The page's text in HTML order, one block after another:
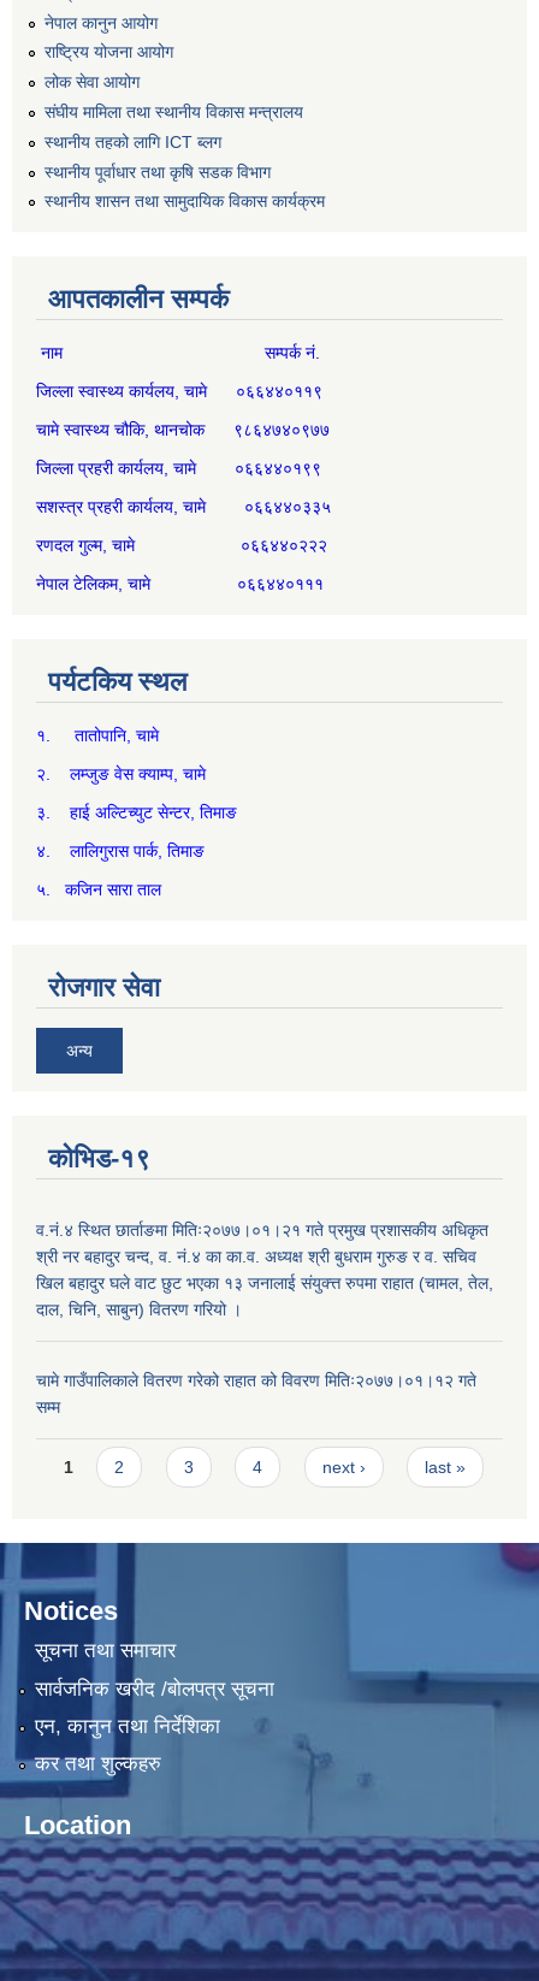
नेपाल कानुन आयोग
राष्ट्रिय योजना आयोग
लोक सेवा आयोग
संघीय मामिला तथा स्थानीय विकास मन्त्रालय
स्थानीय तहको लागि ICT ब्लग
स्थानीय पूर्वाधार तथा कृषि सडक विभाग
स्थानीय शासन तथा सामुदायिक विकास कार्यक्रम
आपतकालीन सम्पर्क
नाम सम्पर्क नं.
जिल्ला स्वास्थ्य कार्यलय, चामे ०६६४४०११९
चामे स्वास्थ्य चौकि, थानचोक ९८६४७४०९७७
जिल्ला प्रहरी कार्यलय, चामे ०६६४४०१९९
सशस्त्र प्रहरी कार्यलय, चामे ०६६४४०३३५
रणदल गुल्म, चामे ०६६४४०२२२
नेपाल टेलिकम, चामे ०६६४४०१११
पर्यटकिय स्थल
१. तातोपानि, चामे
२. लम्जुङ वेस क्याम्प, चामे
३. हाई अल्टिच्युट सेन्टर, तिमाङ
४. लालिगुरास पार्क, तिमाङ
५. कजिन सारा ताल
रोजगार सेवा
अन्य
कोभिड-१९
व.नं.४ स्थित छार्ताङमा मितिः२०७७।०१।२१ गते प्रमुख प्रशासकीय अधिकृत
श्री नर बहादुर चन्द, व. नं.४ का का.व. अध्यक्ष श्री बुधराम गुरुङ र व. सचिव
खिल बहादुर घले वाट छुट भएका १३ जनालाई संयुक्त्त रुपमा राहात (चामल, तेल,
दाल, चिनि, साबुन) वितरण गरियो ।
चामे गाउँपालिकाले वितरण गरेको राहात को विवरण मितिः२०७७।०१।१२ गते
सम्म
Pages
1 2 3 4 next › last »
Notices
सूचना तथा समाचार
सार्वजनिक खरीद /बोलपत्र सूचना
एन, कानुन तथा निर्देशिका
कर तथा शुल्कहरु
Location